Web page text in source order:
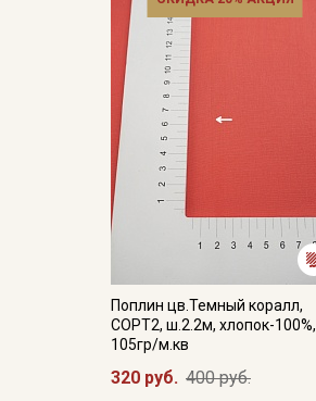
Поплин цв.Темный коралл,
СОРТ2, ш.2.2м, хлопок-100%,
105гр/м.кв
320 руб. 400 руб.